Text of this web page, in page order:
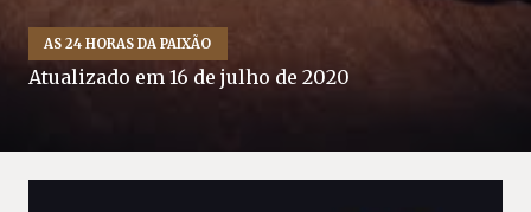
AS 24 HORAS DA PAIXÃO
Atualizado em 16 de julho de 2020